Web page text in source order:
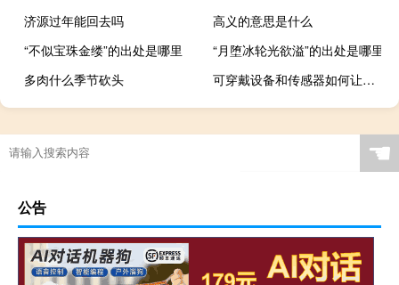
济源过年能回去吗
高义的意思是什么
“不似宝珠金缕”的出处是哪里
“月堕冰轮光欲溢”的出处是哪里
多肉什么季节砍头
可穿戴设备和传感器如何让一些最危险的工作变得更安全？
☚
公告